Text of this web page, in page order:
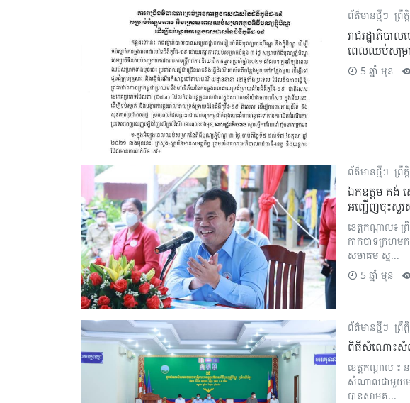
ព័ត៌មានថ្មីៗ ព្រឹ
រាជរដ្ឋាភិប
ពេលឈប់សម្រា
5 ឆ្នាំ មុន
ព័ត៌មានថ្មីៗ ព្រឹ
ឯកឧត្តម គង់
អញ្ជើញចុះសួរ
ខេត្តកណ្តាល៖
កាកបាទក្រហម
សមាគម ស្ន...
5 ឆ្នាំ មុន
ព័ត៌មានថ្មីៗ ព្រឹ
ពិធីសំណោះសំណ
ខេត្តកណ្ដាល
សំណាលជាមួយមន្
បានសាមគ...